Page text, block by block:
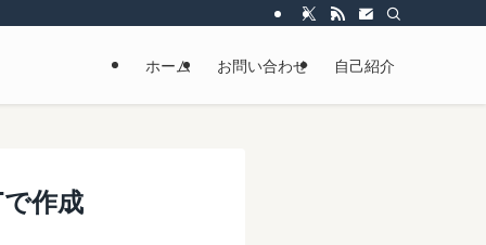
ホーム お問い合わせ 自己紹介
作成